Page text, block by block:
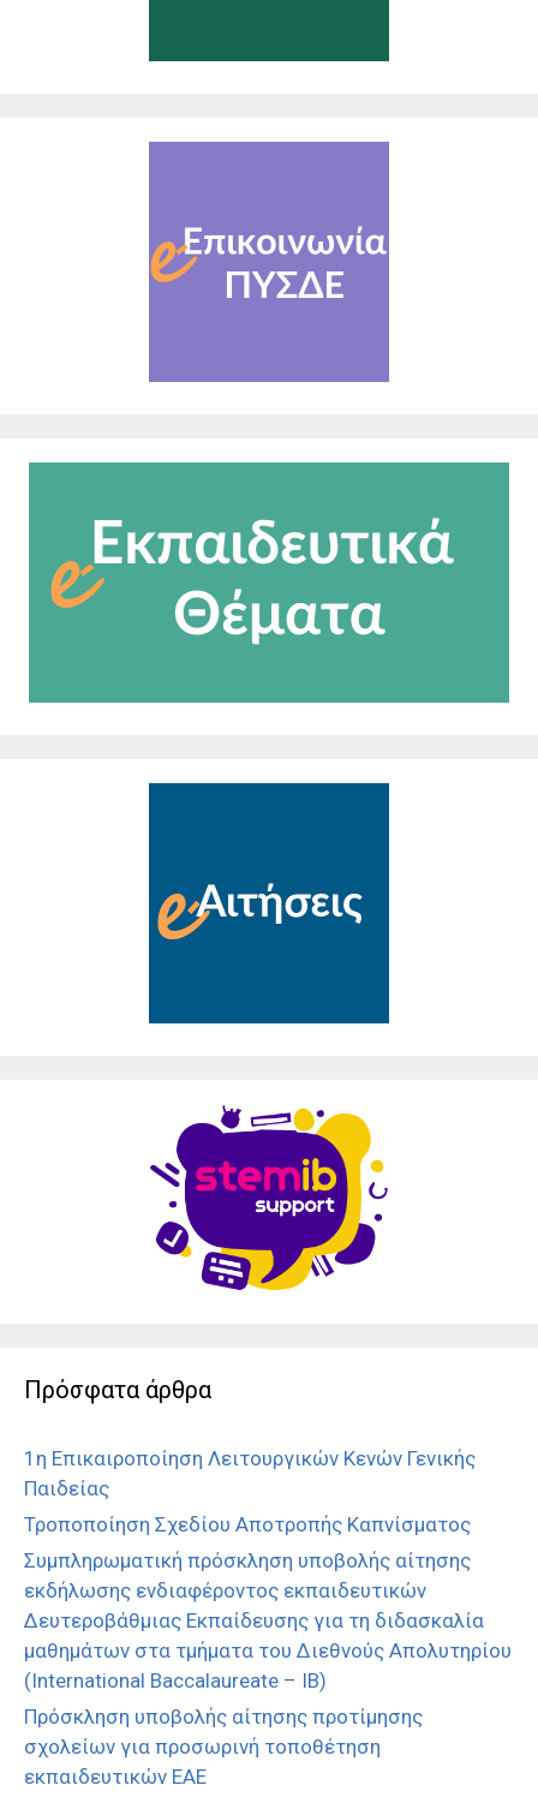
Πρόσφατα άρθρα
1η Επικαιροποίηση Λειτουργικών Κενών Γενικής
Παιδείας
Τροποποίηση Σχεδίου Αποτροπής Καπνίσματος
Συμπληρωματική πρόσκληση υποβολής αίτησης
εκδήλωσης ενδιαφέροντος εκπαιδευτικών
Δευτεροβάθμιας Εκπαίδευσης για τη διδασκαλία
μαθημάτων στα τμήματα του Διεθνούς Απολυτηρίου
(International Baccalaureate – IB)
Πρόσκληση υποβολής αίτησης προτίμησης
σχολείων για προσωρινή τοποθέτηση
εκπαιδευτικών ΕΑΕ